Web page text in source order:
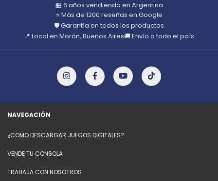
🏪 6 años vendiendo en Argentina
⭐ Más de 1200 reseñas en Google
🛡️ Garantía en todos los productos
📍 Local en Morón, Buenos Aires🚚 Envío a todo el país
NAVEGACIÓN
¿COMO DESCARGAR JUEGOS DIGITALES?
VENDE TU CONSOLA
TRABAJA CON NOSOTROS